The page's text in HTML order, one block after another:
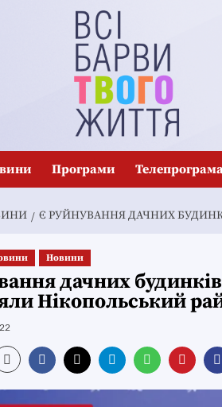
Програми
Є РУЙНУВАННЯ ДАЧНИХ
Новини
дачних
Нікопольський